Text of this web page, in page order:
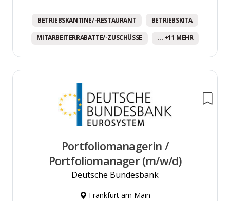
BETRIEBSKANTINE/-RESTAURANT BETRIEBSKITA
MITARBEITERRABATTE/-ZUSCHÜSSE ... +11 MEHR
Portfoliomanagerin /
Portfoliomanager (m/w/d)
Deutsche Bundesbank
Frankfurt am Main